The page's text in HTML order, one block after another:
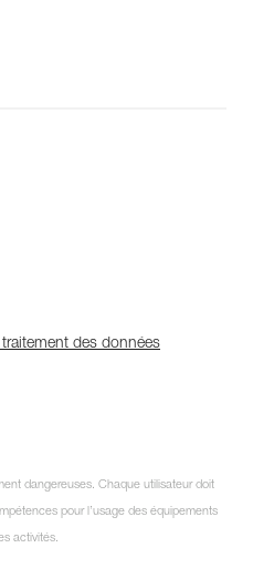
ePPEcentre
le contrôle et le suivi de
votre parc d'EPI.
des données
dangereuses. Chaque utilisateur doit
pour l’usage des équipements
activités.